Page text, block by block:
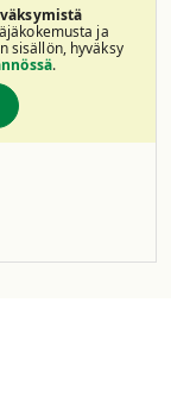
ja
sisällön, hyväksy
.